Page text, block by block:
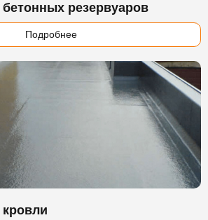
резервуаров
Подробнее